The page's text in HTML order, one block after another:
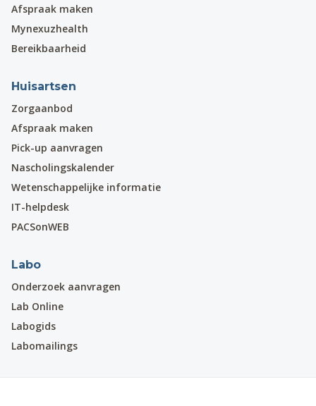
Afspraak maken
Mynexuzhealth
Bereikbaarheid
Huisartsen
Zorgaanbod
Afspraak maken
Pick-up aanvragen
Nascholingskalender
Wetenschappelijke informatie
IT-helpdesk
PACSonWEB
Labo
Onderzoek aanvragen
Lab Online
Labogids
Labomailings